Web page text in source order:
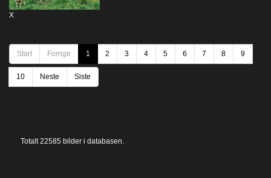
X
Start Forrige 1 2 3 4 5 6 7 8 9
10 Neste Siste
Totalt 22585 bilder i databasen.